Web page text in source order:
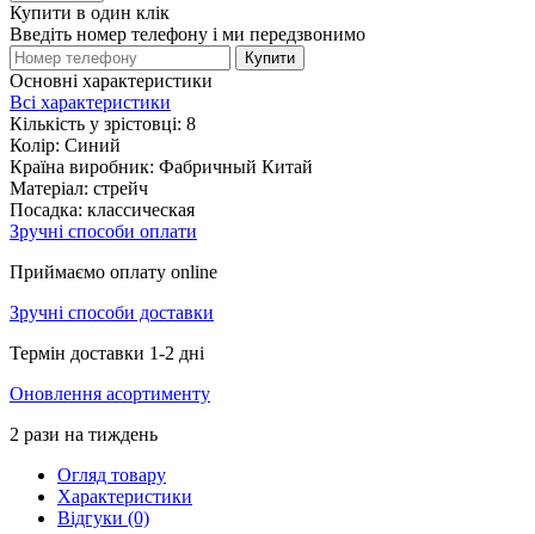
Купити в один клік
Введіть номер телефону і ми передзвонимо
Купити
Основні характеристики
Всі характеристики
Кількість у зрістовці: 8
Колір: Синий
Країна виробник: Фабричный Китай
Матеріал: стрейч
Посадка: классическая
Зручні способи оплати
Приймаємо оплату online
Зручні способи доставки
Термін доставки 1-2 дні
Оновлення асортименту
2 рази на тиждень
Огляд товару
Характеристики
Відгуки (0)